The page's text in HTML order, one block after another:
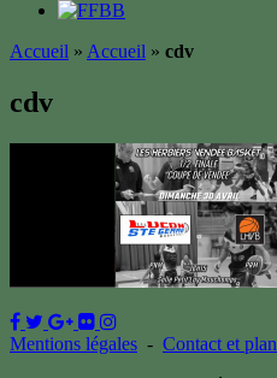
Accueil » Accueil » cdv
cdv
Mentions légales - Contact et plan